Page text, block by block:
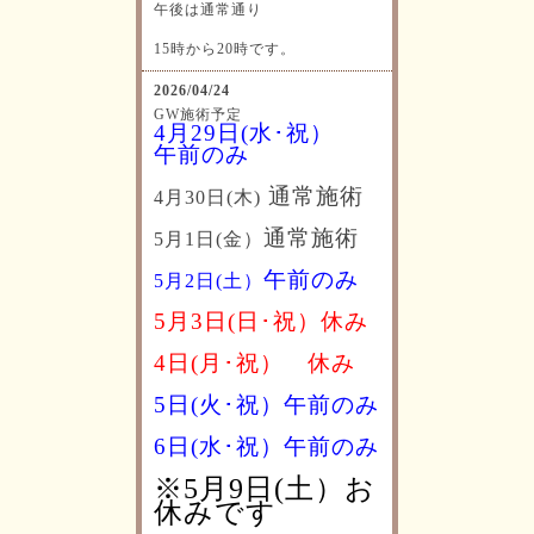
午後は通常通り
15時から20時です。
2026/04/24
GW施術予定
4月29日(水･祝）
午前のみ
4月30日(木) 通常施術
5月1日(金） 通常施術
5月2日(土） 午前のみ
5月3日(日･祝）休み
4日(月･祝） 休み
5日(火･祝）午前のみ
6日(水･祝） 午前のみ
※5月9日(土）お
休みです